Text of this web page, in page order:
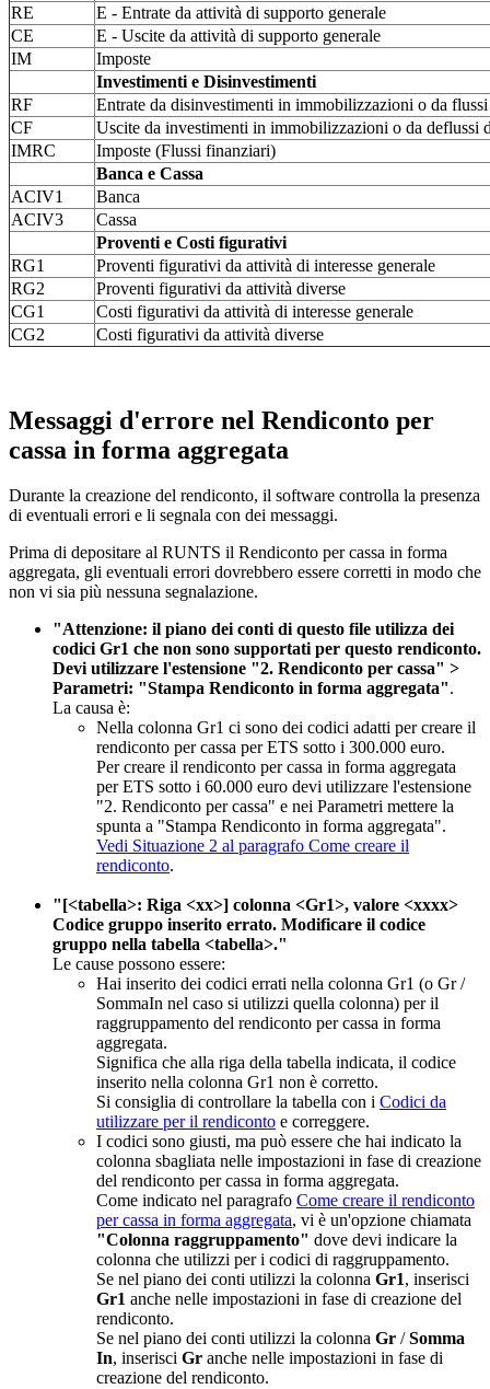
RE
E - Entrate da attività di supporto generale
CE
E - Uscite da attività di supporto generale
IM
Imposte
Investimenti e Disinvestimenti
RF
Entrate da disinvestimenti in immobilizzazioni o da
CF
Uscite da investimenti in immobilizzazioni o da deflussi
IMRC
Imposte (Flussi finanziari)
Banca e Cassa
ACIV1
Banca
ACIV3
Cassa
Proventi e Costi figurativi
RG1
Proventi figurativi da attività di interesse generale
RG2
Proventi figurativi da attività diverse
CG1
Costi figurativi da attività di interesse generale
CG2
Costi figurativi da attività diverse
Messaggi d'errore nel Rendiconto per
cassa in forma aggregata
Durante la creazione del rendiconto, il software controlla la presenza
di eventuali errori e li segnala con dei messaggi.
Prima di depositare al RUNTS il Rendiconto per cassa in forma
aggregata, gli eventuali errori dovrebbero essere corretti in modo che
non vi sia più nessuna segnalazione.
"Attenzione: il piano dei conti di questo file utilizza dei
codici Gr1 che non sono supportati per questo rendiconto.
Devi utilizzare l'estensione "2. Rendiconto per cassa" >
Parametri: "Stampa Rendiconto in forma aggregata".
La causa è:
Nella colonna Gr1 ci sono dei codici adatti per creare il
rendiconto per cassa per ETS sotto i 300.000 euro.
Per creare il rendiconto per cassa in forma aggregata
per ETS sotto i 60.000 euro devi utilizzare l'estensione
"2. Rendiconto per cassa" e nei Parametri mettere la
spunta a "Stampa Rendiconto in forma aggregata".
Vedi Situazione 2 al paragrafo Come creare il
rendiconto.
"[<tabella>: Riga <xx>] colonna <Gr1>, valore <xxxx>
Codice gruppo inserito errato. Modificare il codice
gruppo nella tabella <tabella>."
Le cause possono essere:
Hai inserito dei codici errati nella colonna Gr1 (o Gr /
SommaIn nel caso si utilizzi quella colonna) per il
raggruppamento del rendiconto per cassa in forma
aggregata.
Significa che alla riga della tabella indicata, il codice
inserito nella colonna Gr1 non è corretto.
Si consiglia di controllare la tabella con i Codici da
utilizzare per il rendiconto e correggere.
I codici sono giusti, ma può essere che hai indicato la
colonna sbagliata nelle impostazioni in fase di creazione
del rendiconto per cassa in forma aggregata.
Come indicato nel paragrafo Come creare il rendiconto
per cassa in forma aggregata, vi è un'opzione chiamata
"Colonna raggruppamento" dove devi indicare la
colonna che utilizzi per i codici di raggruppamento.
Se nel piano dei conti utilizzi la colonna Gr1, inserisci
Gr1 anche nelle impostazioni in fase di creazione del
rendiconto.
Se nel piano dei conti utilizzi la colonna Gr /Somma
In, inserisci Gr anche nelle impostazioni in fase di
creazione del rendiconto.